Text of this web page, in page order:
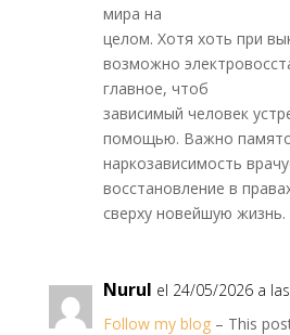
мира на
целом. Хотя хоть при
возможно
главное, чтоб
зависимый человек
помощью. Важно
наркозависимость
восстановление в
сверху новейшую жизнь.
Nurul el 24/05/2026 a
Follow my blog– This